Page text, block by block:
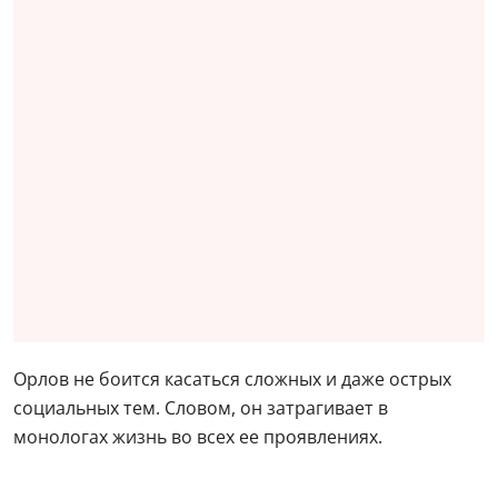
Орлов не боится касаться сложных и даже острых
социальных тем. Словом, он затрагивает в
монологах жизнь во всех ее проявлениях.